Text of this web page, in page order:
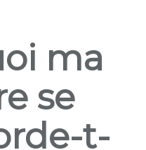
ma
se
t-